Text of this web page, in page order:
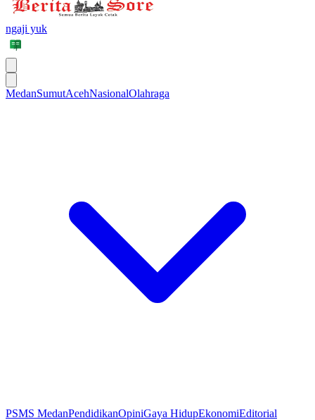
ngaji yuk
MedanSumutAcehNasionalOlahraga
PSMS MedanPendidikanOpiniGaya HidupEkonomiEditorial